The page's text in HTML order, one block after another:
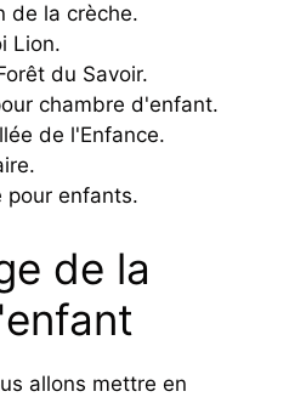
de la crèche.
Lion.
du Savoir.
chambre d'enfant.
de l'Enfance.
pour enfants.
de la
allons mettre en